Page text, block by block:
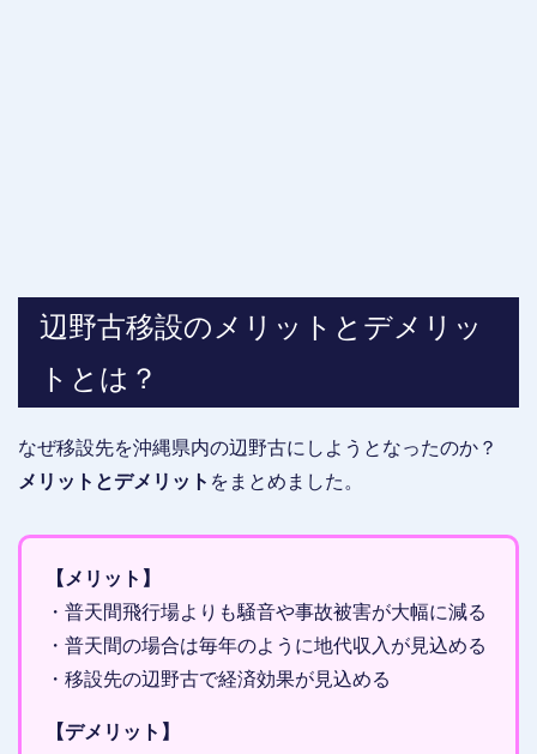
辺野古移設のメリットとデメリッ
トとは？
なぜ移設先を沖縄県内の辺野古にしようとなったのか？
メリットとデメリット をまとめました。
【メリット】
・普天間飛行場よりも騒音や事故被害が大幅に減る
・普天間の場合は毎年のように地代収入が見込める
・移設先の辺野古で経済効果が見込める
【デメリット】